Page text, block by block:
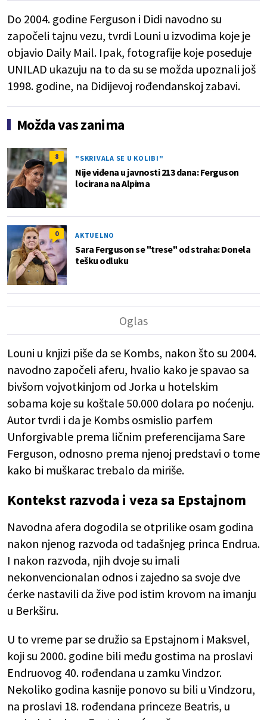
Do 2004. godine Ferguson i Didi navodno su
započeli tajnu vezu, tvrdi Louni u izvodima koje je
objavio Daily Mail. Ipak, fotografije koje poseduje
UNILAD ukazuju na to da su se možda upoznali još
1998. godine, na Didijevoj rođendanskoj zabavi.
Možda vas zanima
8 "SKRIVALA SE U KOLIBI"
Nije viđena u javnosti 213 dana: Ferguson
locirana na Alpima
0 AKTUELNO
Sara Ferguson se "trese" od straha: Donela
tešku odluku
Louni u knjizi piše da se Kombs, nakon što su 2004.
navodno započeli aferu, hvalio kako je spavao sa
bivšom vojvotkinjom od Jorka u hotelskim
sobama koje su koštale 50.000 dolara po noćenju.
Autor tvrdi i da je Kombs osmislio parfem
Unforgivable prema ličnim preferencijama Sare
Ferguson, odnosno prema njenoj predstavi o tome
kako bi muškarac trebalo da miriše.
Kontekst razvoda i veza sa Epstajnom
Navodna afera dogodila se otprilike osam godina
nakon njenog razvoda od tadašnjeg princa Endrua.
I nakon razvoda, njih dvoje su imali
nekonvencionalan odnos i zajedno sa svoje dve
ćerke nastavili da žive pod istim krovom na imanju
u Berkširu.
U to vreme par se družio sa Epstajnom i Maksvel,
koji su 2000. godine bili među gostima na proslavi
Endruovog 40. rođendana u zamku Vindzor.
Nekoliko godina kasnije ponovo su bili u Vindzoru,
na proslavi 18. rođendana princeze Beatris, u